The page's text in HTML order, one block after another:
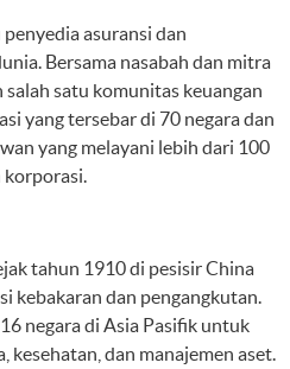
asuransi dan
Bersama nasabah dan mitra
satu komunitas keuangan
yang tersebar di 70 negara dan
yang melayani lebih dari 100
korporasi.
tahun 1910 di pesisir China
kebakaran dan pengangkutan.
negara di Asia Pasifik untuk
kesehatan, dan manajemen aset.